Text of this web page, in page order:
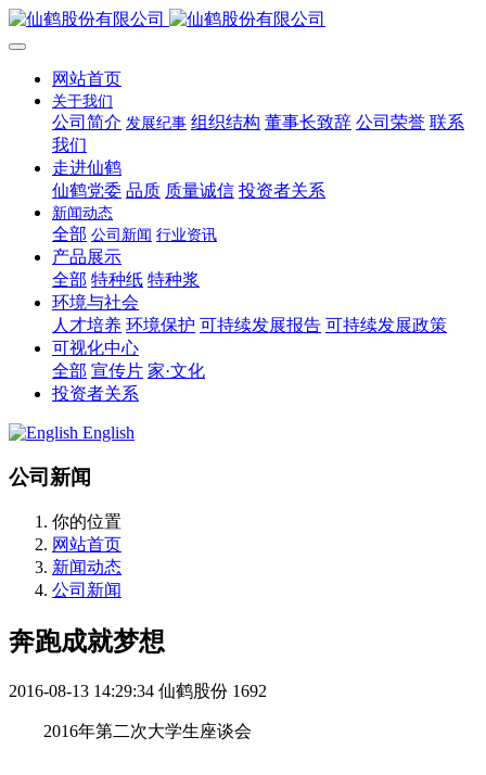
网站首页
关于我们
公司简介 发展纪事 组织结构 董事长致辞 公司荣誉 联系
我们
走进仙鹤
仙鹤党委 品质 质量诚信 投资者关系
新闻动态
全部 公司新闻 行业资讯
产品展示
全部 特种纸 特种浆
环境与社会
人才培养 环境保护 可持续发展报告 可持续发展政策
可视化中心
全部 宣传片 家·文化
投资者关系
English
公司新闻
你的位置
网站首页
新闻动态
公司新闻
奔跑成就梦想
2016-08-13 14:29:34 仙鹤股份 1692
2016年第二次大学生座谈会